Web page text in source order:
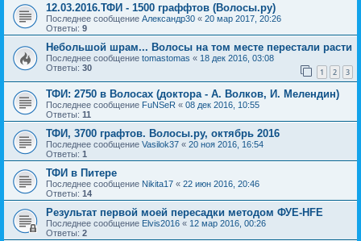
12.03.2016.ТФИ - 1500 граффтов (Волосы.ру)
Последнее сообщение Александр30 « 20 мар 2017, 20:26
Ответы: 9
Небольшой шрам... Волосы на том месте перестали расти
Последнее сообщение tomastomas « 18 дек 2016, 03:08
Ответы: 30 1 2 3
ТФИ: 2750 в Волосах (доктора - А. Волков, И. Мелендин)
Последнее сообщение FuNSeR « 08 дек 2016, 10:55
Ответы: 11
ТФИ, 3700 графтов. Волосы.ру, октябрь 2016
Последнее сообщение Vasilok37 « 20 ноя 2016, 16:54
Ответы: 1
ТФИ в Питере
Последнее сообщение Nikita17 « 22 июн 2016, 20:46
Ответы: 14
Результат первой моей пересадки методом ФУЕ-HFE
Последнее сообщение Elvis2016 « 12 мар 2016, 00:26
Ответы: 2